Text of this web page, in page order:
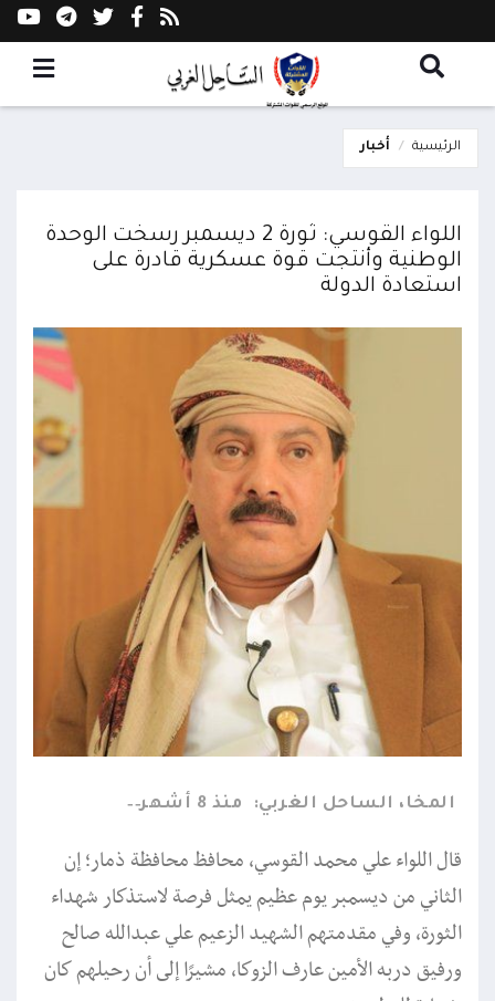
الرئيسية أخبار
اللواء القوسي: ثورة 2 ديسمبر رسخت الوحدة
الوطنية وأنتجت قوة عسكرية قادرة على
استعادة الدولة
المخا، الساحل الغربي: منذ 8 أشهر
قال اللواء علي محمد القوسي، محافظ محافظة ذمار؛ إن
الثاني من ديسمبر يوم عظيم يمثل فرصة لاستذكار شهداء
الثورة، وفي مقدمتهم الشهيد الزعيم علي عبدالله صالح
ورفيق دربه الأمين عارف الزوكا، مشيرًا إلى أن رحيلهم كان